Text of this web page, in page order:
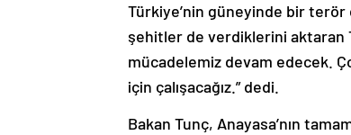
Türkiye’nin güneyinde bir terör
şehitler de verdiklerini aktaran
mücadelemiz devam edecek.
için çalışacağız.” dedi.
Bakan Tunç, Anayasa’nın